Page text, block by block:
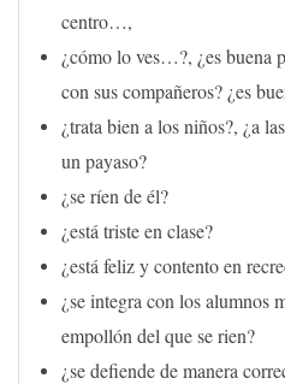
centro…,
¿cómo lo ves…?, ¿es buena
con sus compañeros? ¿es
¿trata bien a los niños?, ¿a
un payaso?
¿se ríen de él?
¿está triste en clase?
¿está feliz y contento en
¿se integra con los alumnos
empollón del que se rien?
¿se defiende de manera